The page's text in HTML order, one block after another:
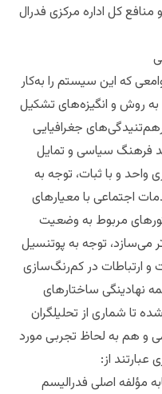
کل اداره مرکزی فدرال
که این سیستم را به‌کار
روش و انگیزه‌های تشکیل
جغرافیایی
فرهنگ سیاسی و تمایل
واحد و با ثبات، توجه به
اجتماعی با معیارهای
مربوط به وضعیت
می‌سازد، توجه به پوتنسیل
و ارتباطات در کم‌رنگ‌سازی
نهادینگی ساختارهای
تا شماری از تحلیلگران
و هم به لحاظ تجربی مورد
از:
مؤلفه اصلی فدرالیسم